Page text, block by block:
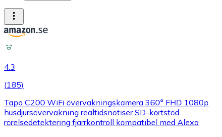
4.3
(185)
Tapo C200 WiFi övervakningskamera 360° FHD 1080p
husdjursövervakning realtidsnotiser SD-kortstöd
rörelsedetektering fjärrkontroll kompatibel med Alexa